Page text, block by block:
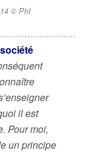
© PhI
il est
Pour moi,
un principe